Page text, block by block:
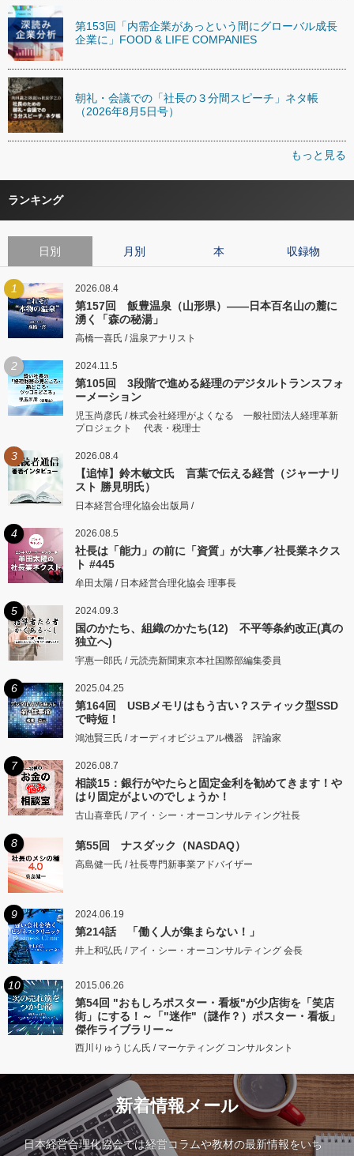
第153回「内需企業があっという間にグローバル成長
企業に」FOOD & LIFE COMPANIES
朝礼・会議での「社長の３分間スピーチ」ネタ帳
（2026年8月5日号）
もっと見る
ランキング
日別 月別 本 収録物
1 2026.08.4
第157回 飯豊温泉（山形県）――日本百名山の麓に
湧く「森の秘湯」
高橋一喜氏 / 温泉アナリスト
2 2024.11.5
第105回 3段階で進める経理のデジタルトランスフォ
ーメーション
児玉尚彦氏 / 株式会社経理がよくなる 一般社団法人経理革新
プロジェクト 代表・税理士
3 2026.08.4
【追悼】鈴木敏文氏 言葉で伝える経営（ジャーナリ
スト 勝見明氏）
日本経営合理化協会出版局 /
4 2026.08.5
社長は「能力」の前に「資質」が大事／社長業ネクス
ト #445
牟田太陽 / 日本経営合理化協会 理事長
5 2024.09.3
国のかたち、組織のかたち(12) 不平等条約改正(真の
独立へ)
宇惠一郎氏 / 元読売新聞東京本社国際部編集委員
6 2025.04.25
第164回 USBメモリはもう古い？スティック型SSD
で時短！
鴻池賢三氏 / オーディオビジュアル機器 評論家
7 2026.08.7
相談15：銀行がやたらと固定金利を勧めてきます！や
はり固定がよいのでしょうか！
古山喜章氏 / アイ・シー・オーコンサルティング社長
8 第55回 ナスダック（NASDAQ）
高島健一氏 / 社長専門新事業アドバイザー
9 2024.06.19
第214話 「働く人が集まらない！」
井上和弘氏 / アイ・シー・オーコンサルティング 会長
10 2015.06.26
第54回 "おもしろポスター・看板"が少店街を「笑店
街」にする！～「"迷作"（謎作？）ポスター・看板」
傑作ライブラリー～
西川りゅうじん氏 / マーケティング コンサルタント
新着情報メール
日本経営合理化協会では経営コラムや教材の最新情報をいち